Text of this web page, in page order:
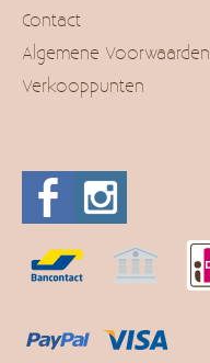
Contact
Algemene Voorwaarden
Verkooppunten